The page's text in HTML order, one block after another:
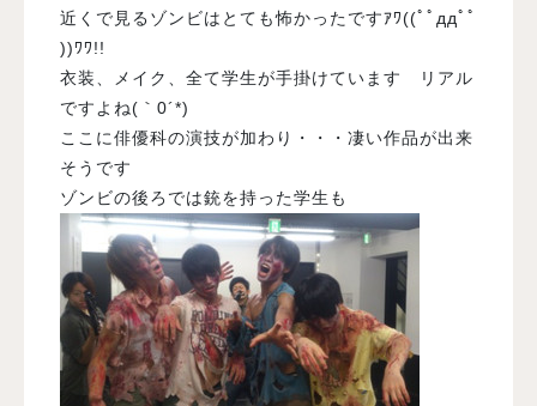
近くで見るゾンビはとても怖かったですｱﾜ((ﾟﾟддﾟﾟ
))ﾜﾜ!!
衣装、メイク、全て学生が手掛けています リアル
ですよね(｀0´*)
ここに俳優科の演技が加わり・・・凄い作品が出来
そうです
ゾンビの後ろでは銃を持った学生も